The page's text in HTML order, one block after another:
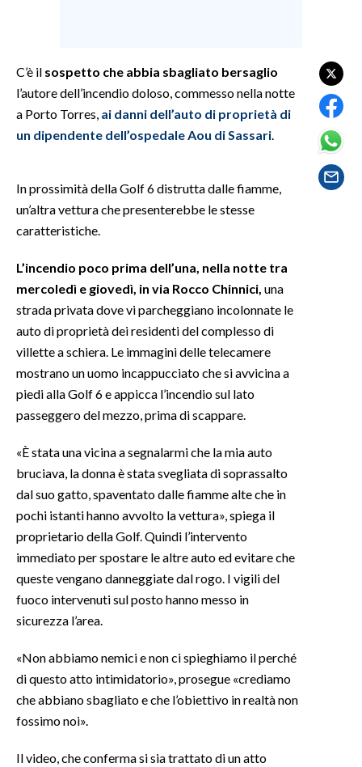
SARDEGNA TURISMO
SARDI NEL MONDO
#CARAUNIONE
INSULARITÀ
INFO AZIENDE
ABBONATI
NECROLOGI
SPIAGGE
C’è il sospetto che abbia sbagliato bersaglio
l’autore dell’incendio doloso, commesso nella notte
a Porto Torres, ai danni dell’auto di proprietà di
un dipendente dell’ospedale Aou di Sassari
In prossimità della Golf 6 distrutta dalle fiamme,
un’altra vettura che presenterebbe le stesse
caratteristiche.
L’incendio poco prima dell’una, nella notte tra
mercoledì e giovedì, in via Rocco Chinnici, una
strada privata dove vi parcheggiano incolonnate le
auto di proprietà dei residenti del complesso di
villette a schiera. Le immagini delle telecamere
mostrano un uomo incappucciato che si avvicina a
piedi alla Golf 6 e appicca l’incendio sul lato
passeggero del mezzo, prima di scappare.
«È stata una vicina a segnalarmi che la mia auto
bruciava, la donna è stata svegliata di soprassalto
dal suo gatto, spaventato dalle fiamme alte che in
pochi istanti hanno avvolto la vettura», spiega il
proprietario della Golf. Quindi l’intervento
immediato per spostare le altre auto ed evitare che
queste vengano danneggiate dal rogo. I vigili del
fuoco intervenuti sul posto hanno messo in
sicurezza l’area.
«Non abbiamo nemici e non ci spieghiamo il perché
di questo atto intimidatorio», prosegue «crediamo
che abbiano sbagliato e che l’obiettivo in realtà non
fossimo noi».
Il video, che conferma si sia trattato di un atto